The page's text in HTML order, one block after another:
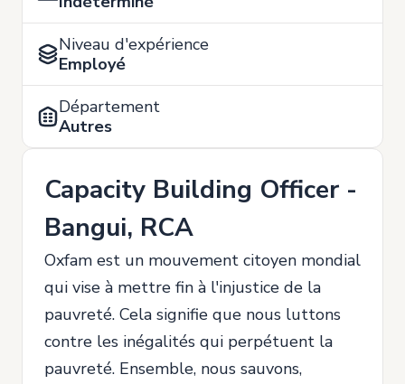
Niveau d'expérience
Employé
Département
Autres
Capacity Building Officer -
Bangui, RCA
Oxfam est un mouvement citoyen mondial
qui vise à mettre fin à l'injustice de la
pauvreté. Cela signifie que nous luttons
contre les inégalités qui perpétuent la
pauvreté. Ensemble, nous sauvons,